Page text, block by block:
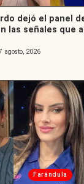
dejó el panel
las señales que
agosto, 2026
Farándula